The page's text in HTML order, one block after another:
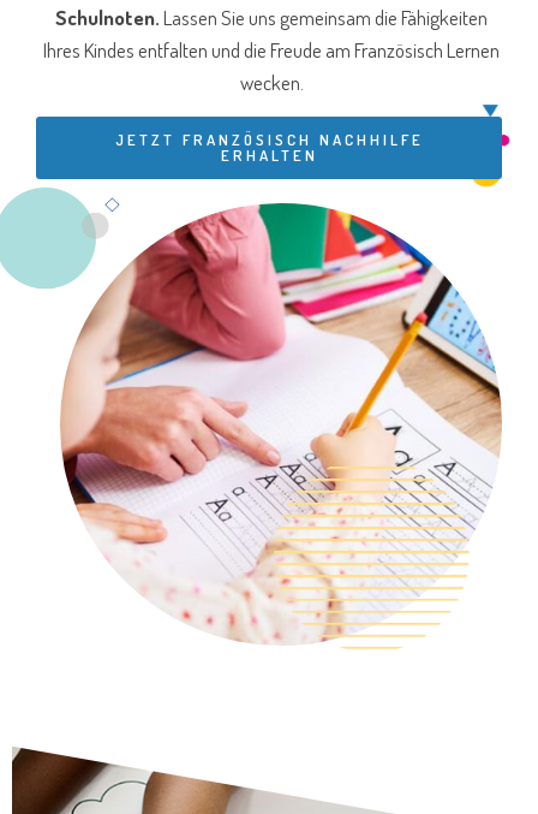
Schulnoten.Lassen Sie uns gemeinsam die Fähigkeiten
Ihres Kindes entfalten und die Freude am Französisch Lernen
wecken.
JETZT FRANZÖSISCH NACHHILFE
ERHALTEN